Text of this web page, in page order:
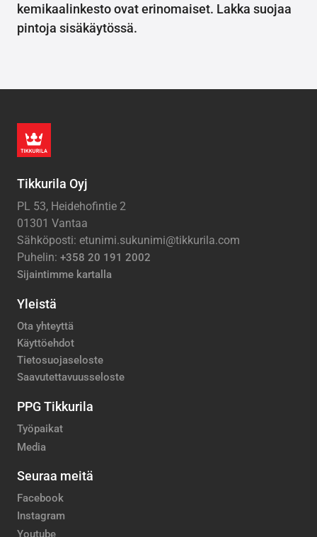
kemikaalinkesto ovat erinomaiset. Lakka suojaa
pintoja sisäkäytössä.
Tikkurila Oyj
PL 53, Heidehofintie 2
01301 Vantaa
Sähköposti: etunimi.sukunimi@tikkurila.com
Puhelin: +358 20 191 2002
Sijaintimme kartalla
Yleistä
Ota yhteyttä
Käyttöehdot
Tietosuojaseloste
Saavutettavuusseloste
PPG Tikkurila
Työpaikat
Media
Seuraa meitä
Facebook
Instagram
Youtube